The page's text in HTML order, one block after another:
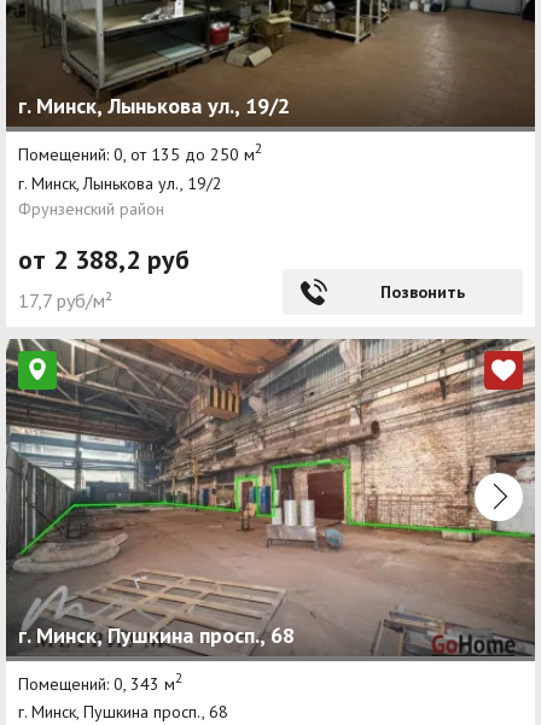
г. Минск, Лынькова ул., 19/2
Помещений: 0, от 135 до 250 м2
г. Минск, Лынькова ул., 19/2
Фрунзенский район
от 2 388,2 руб
17,7 руб/м² Позвонить
г. Минск, Пушкина просп., 68
Помещений: 0, 343 м2
г. Минск, Пушкина просп., 68